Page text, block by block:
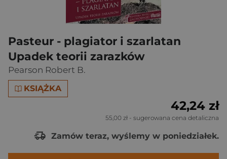
Pasteur - plagiator i szarlatan
Upadek teorii zarazków
Pearson Robert B.
KSIĄŻKA
42,24 zł
55,00 zł - sugerowana cena detaliczna
Zamów teraz, wyślemy w poniedziałek.